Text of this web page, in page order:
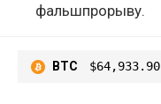
фальшпрорыву.
BTC $64,933.90